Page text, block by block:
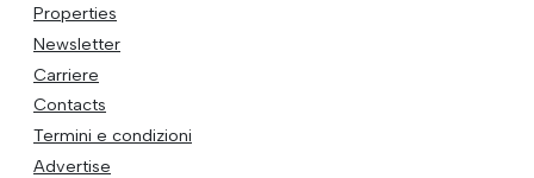
Properties
Newsletter
Carriere
Contacts
Termini e condizioni
Advertise